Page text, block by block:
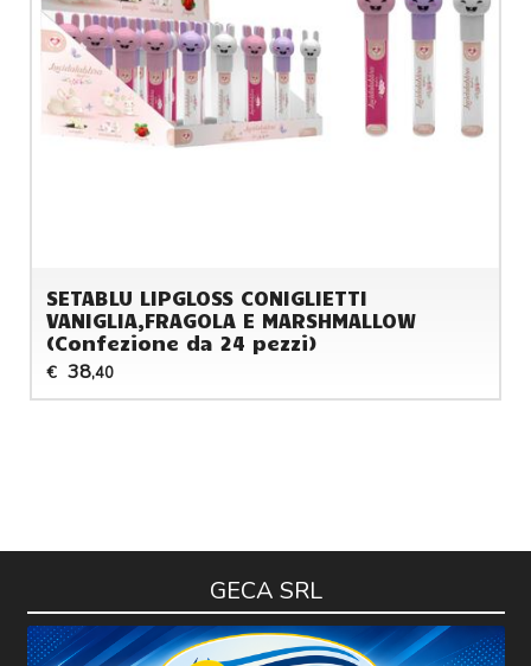
SETABLU LIPGLOSS CONIGLIETTI
VANIGLIA,FRAGOLA E MARSHMALLOW
(Confezione da 24 pezzi)
€ 38,40
GECA SRL